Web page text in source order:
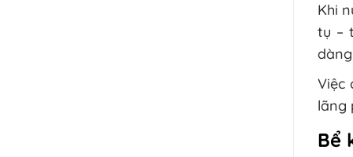
Khi
tụ –
Việc
lãng
Bể